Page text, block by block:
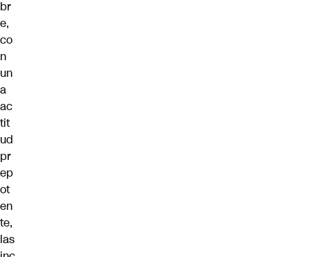
br
e,
co
n
un
a
ac
tit
ud
pr
ep
ot
en
te,
las